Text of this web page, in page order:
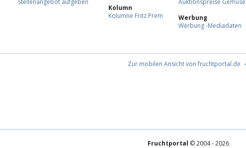
Stellenangebot aufgeben
Kolumn
Kolumne Fritz Prem
Auktionspreise
Werbung
Werbung -Mediadaten
Zur mobilen Ansicht von fruchtportal.de
Fruchtportal © 2004 - 2026